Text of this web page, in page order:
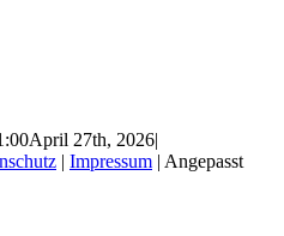
April 27th, 2026|
| Impressum | Angepasst